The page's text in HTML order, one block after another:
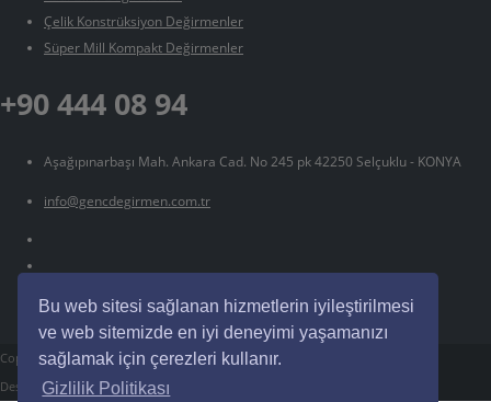
Bu web sitesi sağlanan hizmetlerin iyileştirilmesi
ve web sitemizde en iyi deneyimi yaşamanızı
sağlamak için çerezleri kullanır.
Gizlilik Politikası
Çelik Konstrüksiyon Değirmenler
Süper Mill Kompakt Değirmenler
+90 444 08 94
Aşağıpınarbaşı Mah. Ankara Cad. No 245 pk 42250 Selçuklu - KONYA
info@gencdegirmen.com.tr
Copyright © 2020 Genç Değirmen Tüm hakları saklıdır.
Desing with by DivaynTasarım